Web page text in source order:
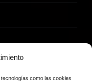
como las cookies